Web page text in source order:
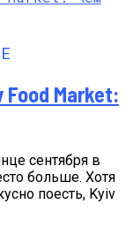
Market:
сентября в
больше. Хотя
поесть, Kyiv